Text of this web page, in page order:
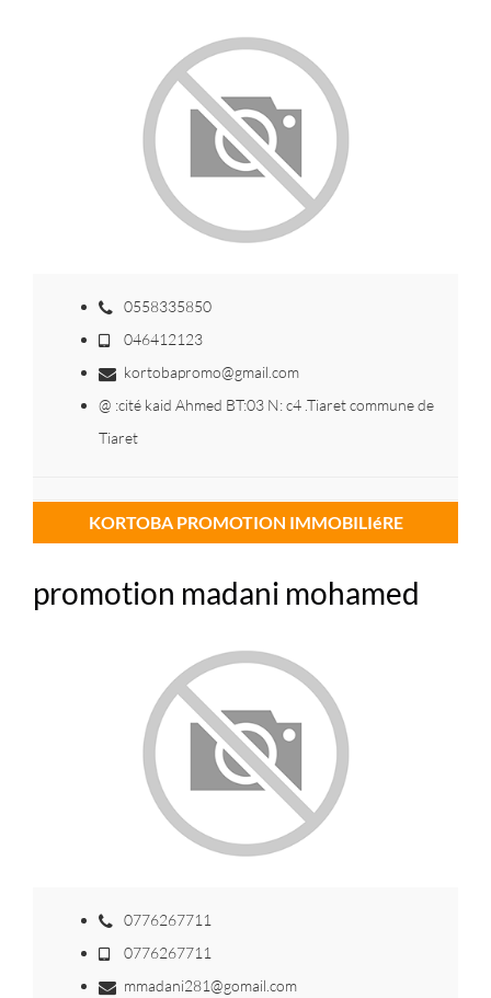
0558335850
046412123
kortobapromo@gmail.com
@ :cité kaid Ahmed BT:03 N: c4 .Tiaret commune de
Tiaret
KORTOBA PROMOTION IMMOBILIéRE
promotion madani mohamed
0776267711
0776267711
mmadani281@gomail.com